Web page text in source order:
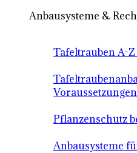
Anbausysteme &
Tafeltrauben A-
Voraussetzungen
Pflanzenschutz
Anbausysteme